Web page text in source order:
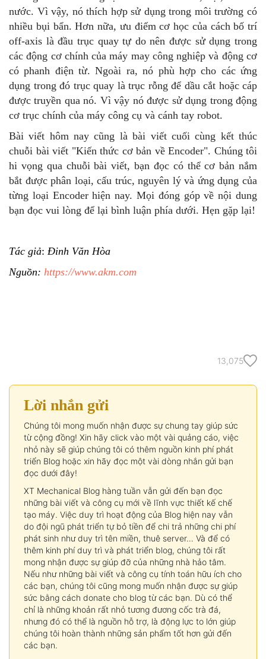
nước. Vì vậy, nó thích hợp sử dụng trong môi trường có
nhiều bụi bẩn. Hơn nữa, ưu điểm cơ học của cách bố trí
off-axis là đầu trục quay tự do nên được sử dụng trong
các động cơ chính của máy may công nghiệp và động cơ
có phanh điện từ. Ngoài ra, nó phù hợp cho các ứng
dụng trong đó trục quay là trục rỗng để dầu cắt hoặc cáp
được truyền qua nó. Vì vậy nó được sử dụng trong động
cơ trục chính của máy công cụ và cánh tay robot.
Bài viết hôm nay cũng là bài viết cuối cùng kết thúc
chuỗi bài viết "Kiến thức cơ bản về Encoder". Chúng tôi
hi vọng qua chuỗi bài viết, bạn đọc có thể cơ bản nắm
bắt được phân loại, cấu trúc, nguyên lý và ứng dụng của
từng loại Encoder hiện nay. Mọi đóng góp về nội dung
bạn đọc vui lòng để lại bình luận phía dưới. Hẹn gặp lại!
Tác giả: Đinh Văn Hòa
Nguồn: https://www.akm.com
13,075
Lời nhắn gửi
Chúng tôi mong muốn nhận được sự chung tay giúp sức
từ cộng đồng! Xin hãy click vào một vài quảng cáo, việc
nhỏ này sẽ giúp chúng tôi có thêm nguồn kinh phí phát
triển Blog hoặc xin hãy đọc một vài dòng nhắn gửi bạn
đọc dưới đây!
XT Mechanical Blog hàng tuần vẫn gửi đến bạn đọc
những bài viết và công cụ mới về lĩnh vực thiết kế chế
tạo máy. Việc duy trì hoạt động của Blog hiện nay vẫn
do đội ngũ phát triển tự bỏ tiền để chi trả những chi phí
phát sinh như duy trì tên miền, thuê server… Và để có
thêm kinh phí duy trì và phát triển blog, chúng tôi rất
mong nhận được sự giúp đỡ của những nhà hảo tâm.
Nếu như những bài viết và công cụ tính toán hữu ích cho
các bạn, chúng tôi cũng mong muốn nhận được sự giúp
sức bằng cách donate cho blog từ các bạn. Dù có thể
chỉ là những khoản rất nhỏ tương đương cốc trà đá,
nhưng đó có thể là nguồn hỗ trợ, là động lực to lớn giúp
chúng tôi hoàn thành những sản phẩm tốt hơn gửi đến
các bạn.